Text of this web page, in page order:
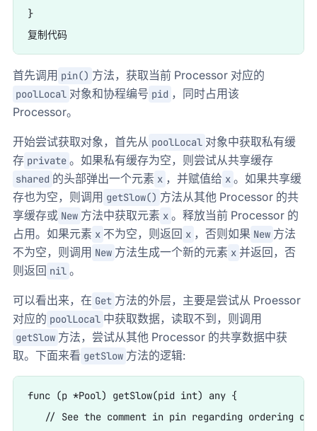
}
首先调用 pin() 方法，获取当前 Processor 对应的
poolLocal 对象和协程编号 pid ，同时占用该
Processor。
开始尝试获取对象，首先从 poolLocal 对象中获取私有缓
存 private 。如果私有缓存为空，则尝试从共享缓存
shared 的头部弹出一个元素 x ，并赋值给 x 。如果共享缓
存也为空，则调用 getSlow() 方法从其他 Processor 的共
享缓存或 New 方法中获取元素 x 。释放当前 Processor 的
占用。如果元素 x 不为空，则返回 x ，否则如果 New 方法
不为空，则调用 New 方法生成一个新的元素 x 并返回，否
则返回 nil 。
可以看出来，在 Get 方法的外层，主要是尝试从 Proessor
对应的 poolLocal 中获取数据，读取不到，则调用
getSlow 方法，尝试从其他 Processor 的共享数据中获
取。下面来看 getSlow 方法的逻辑:
func (p *Pool) getSlow(pid int) any {
// See the comment in pin regarding ordering of